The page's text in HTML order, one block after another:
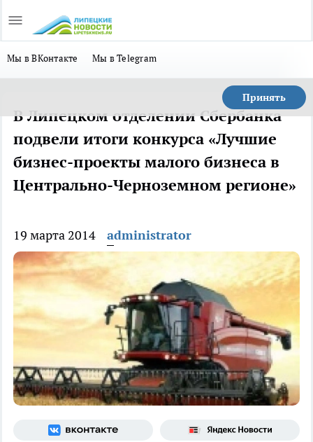
Мы в ВКонтакте Мы в Telegram
Принять
В Липецком отделении Сбербанка
подвели итоги конкурса «Лучшие
бизнес-проекты малого бизнеса в
Центрально-Черноземном регионе»
19 марта 2014 administrator